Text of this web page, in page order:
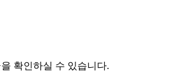
확인하실 수 있습니다.